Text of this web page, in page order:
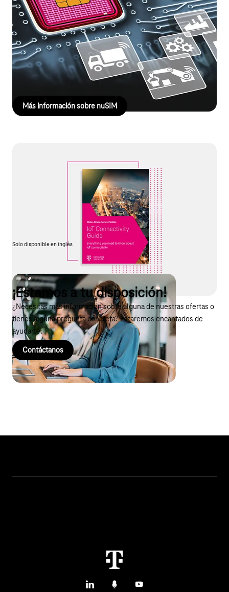
Las tarjetas SIM tradicionales llevan mucho tiempo garantizando
una conectividad fiable para el IoT; la iSIM va un paso más allá. La
SIM está integrada directamente en el chip de comunicación, lo
que ahorra espacio, reduce el consumo energético y la
convierte en la opción ideal para dispositivos IoT compactos y de
larga duración.
Más información sobre nuSIM
Guía de conectividad IoT
¿Quieres saber más sobre lo que debes tener en cuenta a la
hora de conectar tus productos a través de la red móvil? ¿Qué
obstáculos hay que superar en un despliegue internacional? ¿O
cómo gestionar tus componentes IoT? Encontrarás todas las
respuestas en nuestra «Guía de conectividad IoT» gratuita.
Solo disponible en inglés
¡Estamos a tu disposición!
¿Necesitas más información sobre alguna de nuestras ofertas o
tienes alguna pregunta concreta? Estaremos encantados de
ayudarte.
Contáctanos
LinkedInPodcastsYouTube